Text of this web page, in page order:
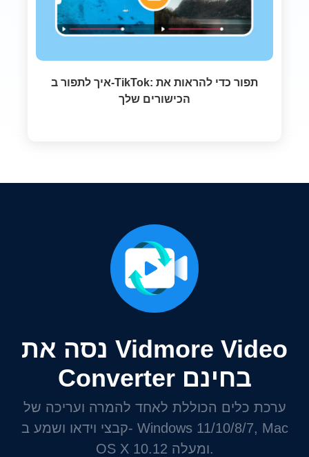
איך לתפור ב-TikTok: תפור כדי להראות את
הכישורים שלך
נסה את Vidmore Video
Converter בחינם
ערכת כלים הכוללת לאחד להמרה ועריכה של
קבצי וידאו ושמע ב- Windows 11/10/8/7, Mac
OS X 10.12 ומעלה.